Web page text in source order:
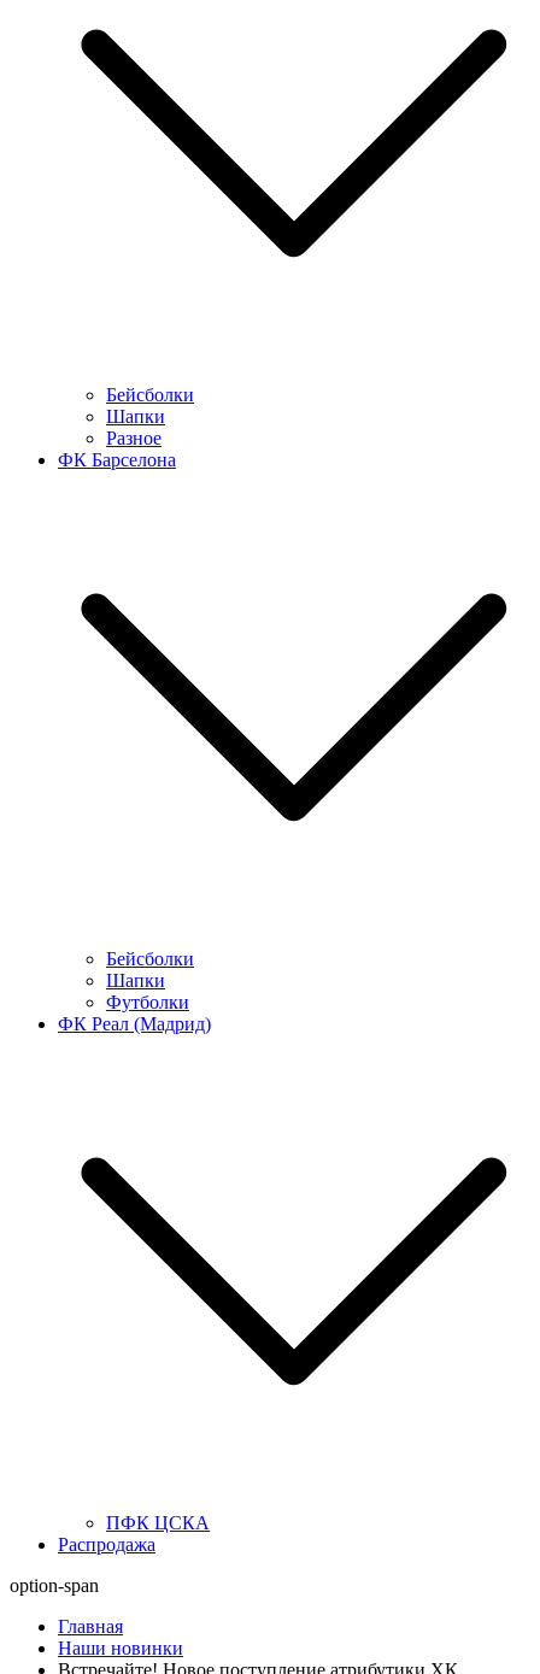
Бейсболки
Шапки
Разное
ФК Барселона
Бейсболки
Шапки
Футболки
ФК Реал (Мадрид)
ПФК ЦСКА
Распродажа
option-span
Главная
Наши новинки
Встречайте! Новое поступление атрибутики ХК